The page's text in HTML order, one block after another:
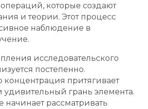
которые создают
и теории. Этот процесс
наблюдение в
исследовательского
постепенно.
концентрация притягивает
грань элемента.
начинает рассматривать